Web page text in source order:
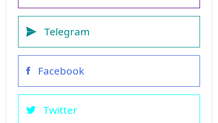
Telegram
Facebook
Twitter